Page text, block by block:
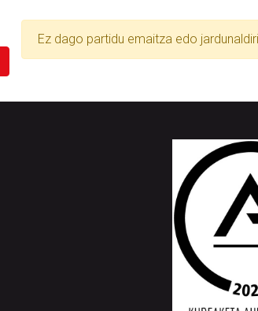
Ez dago partidu emaitza edo